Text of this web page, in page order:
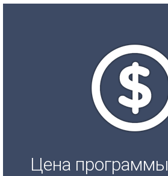
Цена программы